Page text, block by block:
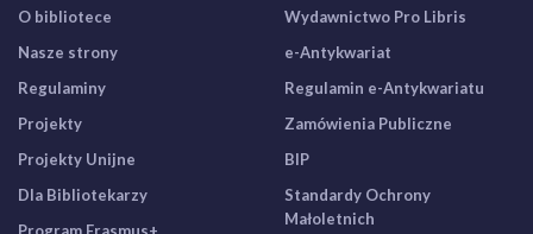
O bibliotece
Nasze strony
Regulaminy
Projekty
Projekty Unijne
Dla Bibliotekarzy
Wydawnictwo Pro Libris
e-Antykwariat
Regulamin e-Antykwariatu
Zamówienia Publiczne
BIP
Standardy Ochrony
Małoletnich